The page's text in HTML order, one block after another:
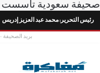
صحيفة سعودية تأسست في
رئيس التحرير: محمد عبد العزيز إدريس
بريد الصحيفة - MUF2014S@GMAIL.COM